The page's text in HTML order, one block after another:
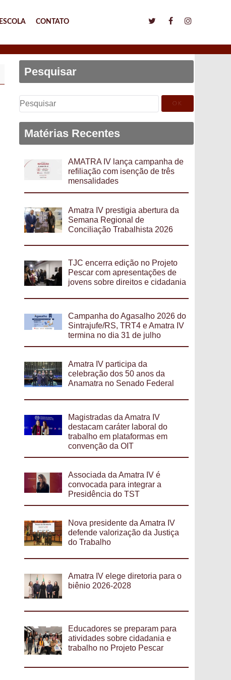
ESCOLA CONTATO
Pesquisar
Pesquisar
por:
Matérias Recentes
AMATRA IV lança campanha de
refiliação com isenção de três
mensalidades
Amatra IV prestigia abertura da
Semana Regional de
Conciliação Trabalhista 2026
TJC encerra edição no Projeto
Pescar com apresentações de
jovens sobre direitos e cidadania
Campanha do Agasalho 2026 do
Sintrajufe/RS, TRT4 e Amatra IV
termina no dia 31 de julho
Amatra IV participa da
celebração dos 50 anos da
Anamatra no Senado Federal
Magistradas da Amatra IV
destacam caráter laboral do
trabalho em plataformas em
convenção da OIT
Associada da Amatra IV é
convocada para integrar a
Presidência do TST
Nova presidente da Amatra IV
defende valorização da Justiça
do Trabalho
Amatra IV elege diretoria para o
biênio 2026-2028
Educadores se preparam para
atividades sobre cidadania e
trabalho no Projeto Pescar